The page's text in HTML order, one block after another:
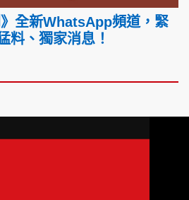
全新WhatsApp頻道，緊
料、獨家消息！